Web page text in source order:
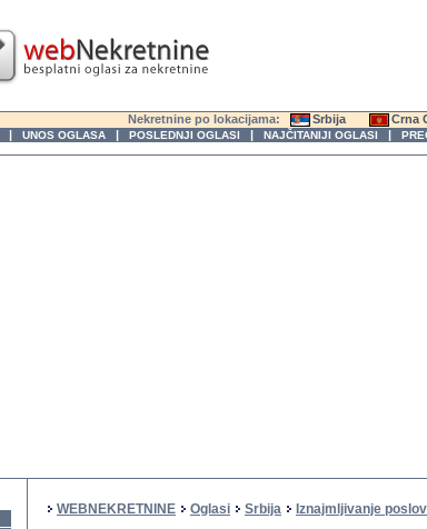
Nekretnine po lokacijama: Srbija Crna
| UNOS OGLASA | POSLEDNJI OGLASI | NAJČITANIJI OGLASI |
WEBNEKRETNINE Oglasi Srbija Iznajmljivanje